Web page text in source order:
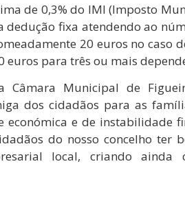
de 0,3% do IMI (Imposto
fixa atendendo ao
20 euros no caso
euros para três ou mais
Câmara Municipal de
dos cidadãos para as
e de instabilidade
do nosso concelho ter
local, criando ainda